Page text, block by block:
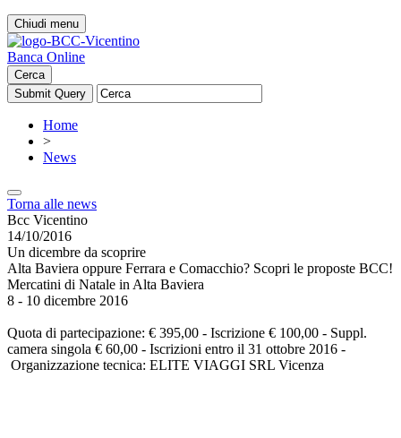
Chiudi menu
Banca Online
Cerca
Home
>
News
Torna alle news
Bcc Vicentino
14/10/2016
Un dicembre da scoprire
Alta Baviera oppure Ferrara e Comacchio? Scopri le proposte BCC!
Mercatini di Natale in Alta Baviera
8 - 10 dicembre 2016
Quota di partecipazione: € 395,00 - Iscrizione € 100,00 - Suppl.
camera singola € 60,00 - Iscrizioni entro il 31 ottobre 2016 -
Organizzazione tecnica: ELITE VIAGGI SRL Vicenza